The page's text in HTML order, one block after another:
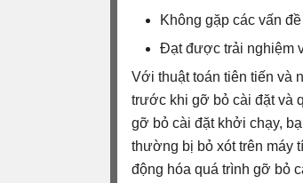
Không gặp các vấn
Đạt được trải nghiệm
Với thuật toán tiên tiến và
trước khi gỡ bỏ cài đặt và
gỡ bỏ cài đặt khởi chạy,
thường bị bỏ xót trên máy
động hóa quá trình gỡ bỏ